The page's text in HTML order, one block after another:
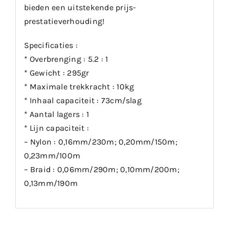
bieden een uitstekende prijs-
prestatieverhouding!
Specificaties :
* Overbrenging : 5.2 : 1
* Gewicht : 295gr
* Maximale trekkracht : 10kg
* Inhaal capaciteit : 73cm/slag
* Aantal lagers : 1
* Lijn capaciteit :
– Nylon : 0,16mm/230m; 0,20mm/150m;
0,23mm/100m
– Braid : 0,06mm/290m; 0,10mm/200m;
0,13mm/190m